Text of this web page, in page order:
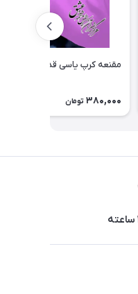
مقنعه کرپ یاسی قد 90 طرح شعر
380,000 تومان